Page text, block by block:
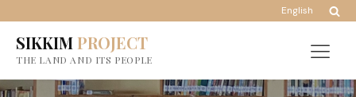
English
SIKKIMPROJECT
THE LAND AND ITS PEOPLE